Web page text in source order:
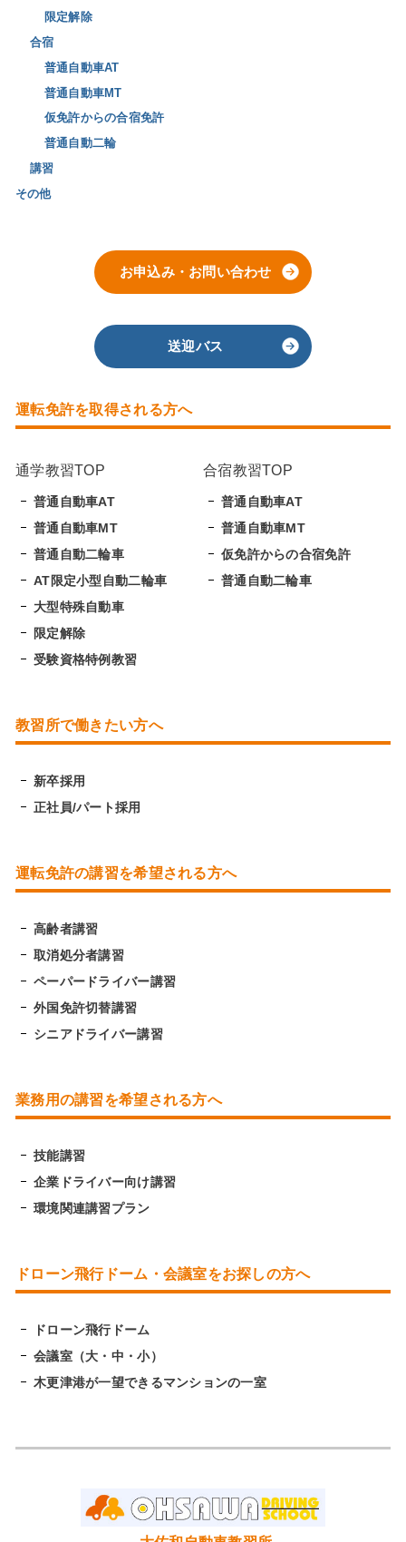
限定解除
合宿
普通自動車AT
普通自動車MT
仮免許からの合宿免許
普通自動二輪
講習
その他
お申込み・お問い合わせ
送迎バス
運転免許を取得される方へ
通学教習TOP
普通自動車AT
普通自動車MT
普通自動二輪車
AT限定小型自動二輪車
大型特殊自動車
限定解除
受験資格特例教習
合宿教習TOP
普通自動車AT
普通自動車MT
仮免許からの合宿免許
普通自動二輪車
教習所で働きたい方へ
新卒採用
正社員/パート採用
運転免許の講習を希望される方へ
高齢者講習
取消処分者講習
ペーパードライバー講習
外国免許切替講習
シニアドライバー講習
業務用の講習を希望される方へ
技能講習
企業ドライバー向け講習
環境関連講習プラン
ドローン飛行ドーム・会議室をお探しの方へ
ドローン飛行ドーム
会議室（大・中・小）
木更津港が一望できるマンションの一室